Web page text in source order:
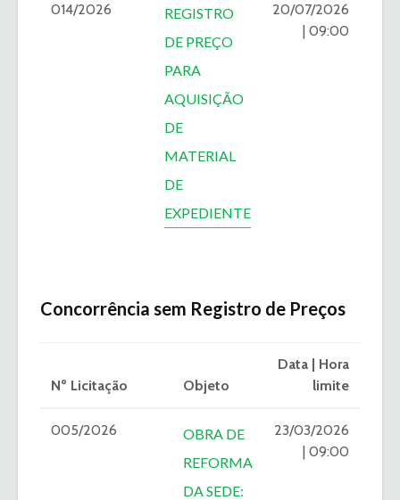
014/2026
REGISTRO
DE PREÇO
PARA
AQUISIÇÃO
DE
MATERIAL
DE
EXPEDIENTE
20/07/2026
| 09:00
Concorrência sem Registro de Preços
Nº Licitação Objeto
Data | Hora
limite
005/2026
OBRA DE
REFORMA
DA SEDE:
23/03/2026
| 09:00